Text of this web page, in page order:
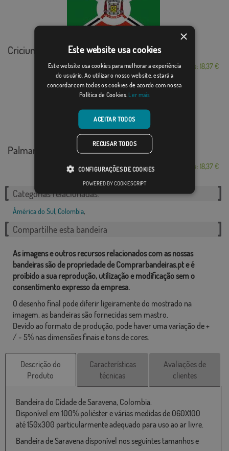
Criciuma
Desde: 18,37 €
Palmares
Desde: 18,37 €
Categorias relacionadas:
Ámérica do Sul, Colombia,
Compartilhe esta bandeira
As imagens e outros recursos relacionados com as nossas
bandeiras são de propriedade de Comprarbandeiras.pt e é
proibido a sua reprodução, utilização e modificação sem o
consentimento expresso da empresa.
O desenho final pode diferir ligeiramente do mostrado na
imagem, as bandeiras são fornecidas sem mastro.
Devido ao formato de produção, pode haver uma variação de +
/ - 5% nas dimensões finais e tons de cores.
Descrição do
Produto
Características
técnicas
Avaliações de
clientes
Bandeira do Cidade de Saravena, Colombia.
Disponível em 100% poliéster e várias medidas de 060X100
até 150x300 particularmente adequado para uso ao ar livre.
Bandeira de Saravena disponível nos seguintes tamanhos e
×
Este website usa cookies
Este website usa cookies para melhorar a experiência
do usuário. Ao utilizar o nosso website, estará a
concordar com todos os cookies de acordo com nossa
Política de Cookies. Ler mais
ACEITAR TODOS
RECUSAR TODOS
CONFIGURAÇÕES DE COOKIES
POWERED BY COOKIESCRIPT